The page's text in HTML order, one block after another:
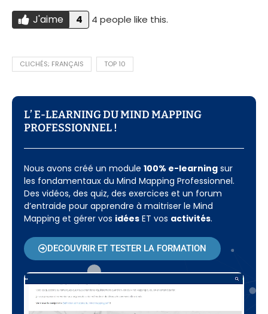
Do you like this? J'AIME
J'aime 4 4 people like this.
CLICHÉS; FRANÇAIS TOP 10
L’ E-LEARNING DU MIND MAPPING
PROFESSIONNEL !​
Nous avons créé un module 100% e-learning sur
les fondamentaux du Mind Mapping Professionnel.
Des vidéos, des quiz, des exercices et un forum
d’entraide pour apprendre à maitriser le Mind
Mapping et gérer vos idées ET vos activités.
DECOUVRIR ET TESTER LA FORMATION